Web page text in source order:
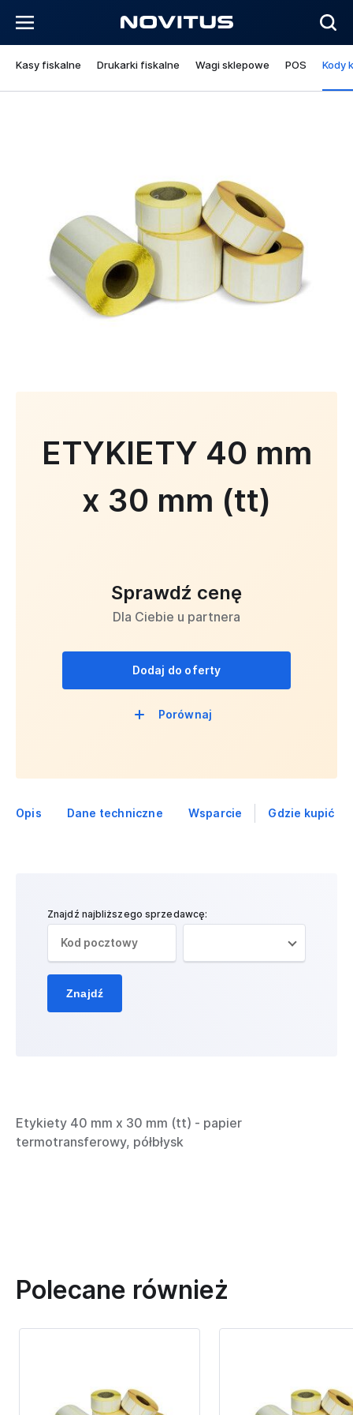
Kasy fiskalne Drukarki fiskalne Wagi sklepowe POS Kody
ETYKIETY 40 mm
x 30 mm (tt)
Sprawdź cenę
Dla Ciebie u partnera
Dodaj do oferty
Porównaj
Opis Dane techniczne Wsparcie Gdzie kupić
Znajdź najbliższego sprzedawcę:
Znajdź
Etykiety 40 mm x 30 mm (tt) - papier
termotransferowy, półbłysk
Polecane również